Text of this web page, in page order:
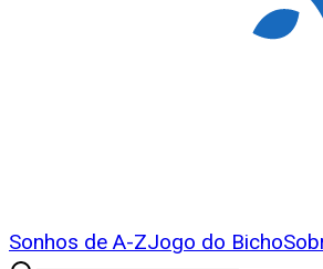
Sonhos de A-ZJogo do Bicho